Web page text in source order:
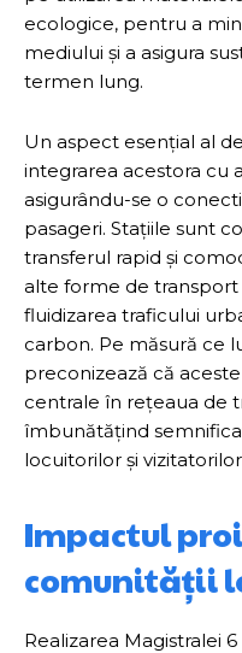
ecologice, pentru a
mediului și a asigura
termen lung.
Un aspect esențial al
integrarea acestora cu
asigurându-se o
pasageri. Stațiile sunt
transferul rapid și
alte forme de
fluidizarea traficului
carbon. Pe măsură ce
preconizează că
centrale în rețeaua de
îmbunătățind
locuitorilor și
Impactul
comunității
Realizarea Magistralei